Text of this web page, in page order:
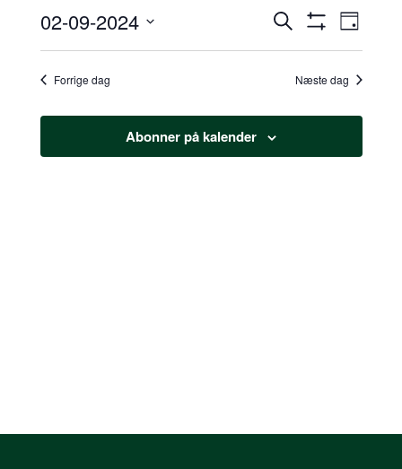
2
SEPTEMBER
2024
SØGNING
OG
Søg
Filter
Dag
02-09-2024
Vælg
Forrige dag Næste dag
Abonner på kalender